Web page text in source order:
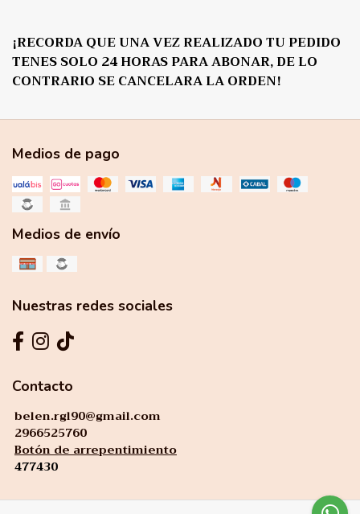
¡RECORDA QUE UNA VEZ REALIZADO TU PEDIDO
TENES SOLO 24 HORAS PARA ABONAR, DE LO
CONTRARIO SE CANCELARA LA ORDEN!
Medios de pago
Medios de envío
Nuestras redes sociales
Contacto
belen.rgl90@gmail.com
2966525760
Botón de arrepentimiento
477430